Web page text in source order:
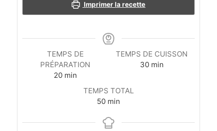
Imprimer la recette
TEMPS DE
PRÉPARATION
20minutes
min
TEMPS DE CUISSON
30minutes
min
TEMPS TOTAL
50minutes
min